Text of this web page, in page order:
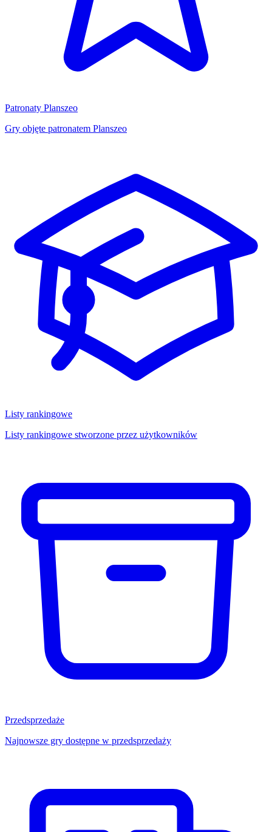
Patronaty Planszeo
Gry objęte patronatem Planszeo
Listy rankingowe
Listy rankingowe stworzone przez użytkowników
Przedsprzedaże
Najnowsze gry dostępne w przedsprzedaży